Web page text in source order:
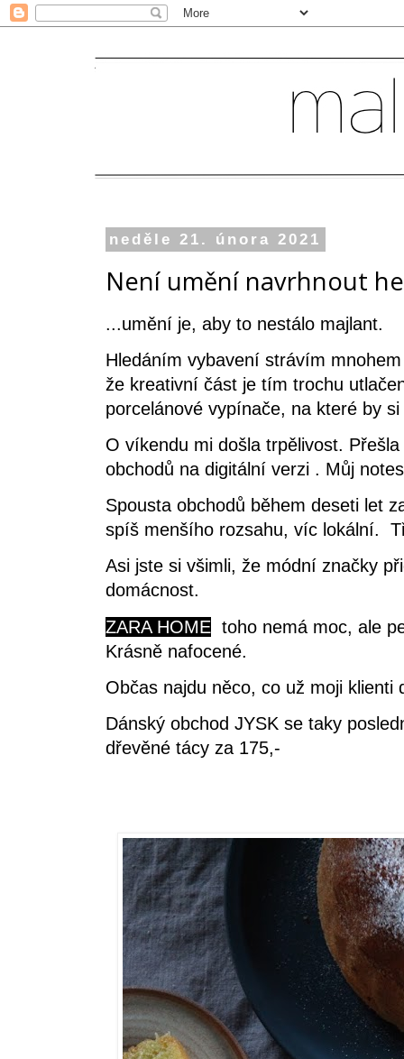
neděle 21. února 2021
Není umění navrhnout
...umění je, aby to nestálo majlant.
Hledáním vybavení strávím
že kreativní část je tím trochu
porcelánové vypínače, na které by
O víkendu mi došla trpělivost.
obchodů na digitální verzi . Můj
Spousta obchodů během deseti let
spíš menšího rozsahu, víc lokální.
Asi jste si všimli, že módní značky
domácnost.
ZARA HOME toho nemá moc, ale
Krásně nafocené.
Občas najdu něco, co už moji
Dánský obchod JYSK se taky
dřevěné tácy za 175,-